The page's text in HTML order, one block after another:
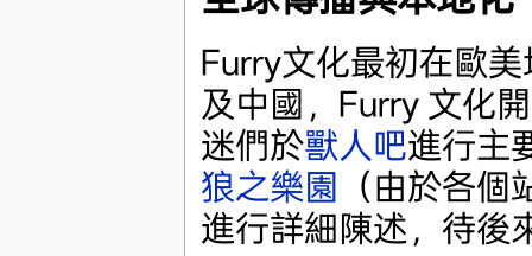
Furry文化最初在歐
及中國，Furry 文化
迷們於獸人吧進行主
狼之樂園 （由於各
進行詳細陳述，待後